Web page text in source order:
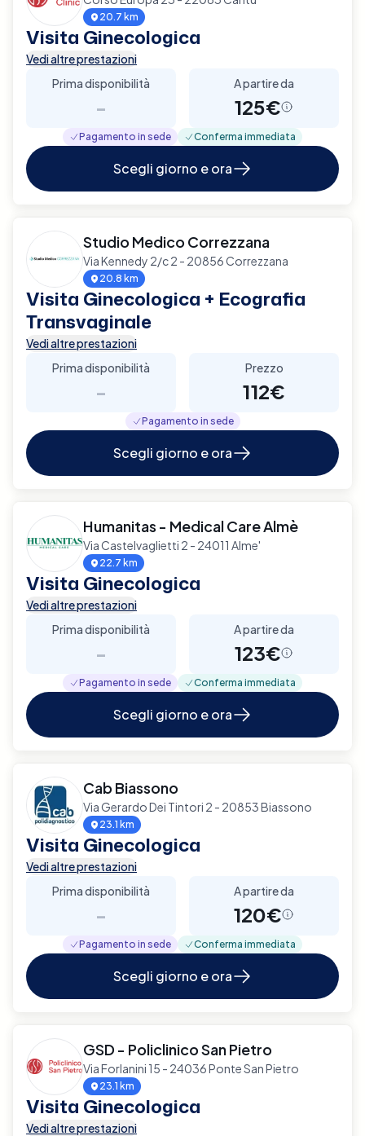
20.7 km
Visita Ginecologica
Vedi altre prestazioni
Prima disponibilità
-
A partire da
125€
Pagamento in sede Conferma immediata
Scegli giorno e ora
Studio Medico Correzzana
Via Kennedy 2/c 2 - 20856 Correzzana
20.8 km
Visita Ginecologica + Ecografia
Transvaginale
Vedi altre prestazioni
Prima disponibilità
-
Prezzo
112€
Pagamento in sede
Scegli giorno e ora
Humanitas - Medical Care Almè
Via Castelvaglietti 2 - 24011 Alme'
22.7 km
Visita Ginecologica
Vedi altre prestazioni
Prima disponibilità
-
A partire da
123€
Pagamento in sede Conferma immediata
Scegli giorno e ora
Cab Biassono
Via Gerardo Dei Tintori 2 - 20853 Biassono
23.1 km
Visita Ginecologica
Vedi altre prestazioni
Prima disponibilità
-
A partire da
120€
Pagamento in sede Conferma immediata
Scegli giorno e ora
GSD - Policlinico San Pietro
Via Forlanini 15 - 24036 Ponte San Pietro
23.1 km
Visita Ginecologica
Vedi altre prestazioni